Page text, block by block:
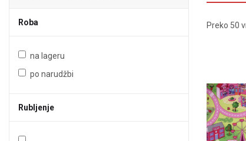
Roba
na lageru
po narudžbi
Rubljenje
Preko 50